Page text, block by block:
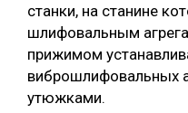
станки, на станине
шлифовальным
прижимом
виброшлифовальных
утюжками.